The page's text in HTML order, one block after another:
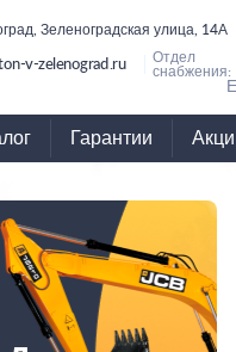
Зеленоградская улица, 14А
v-zelenograd.ru
Отдел
снабжения:
Гарантии